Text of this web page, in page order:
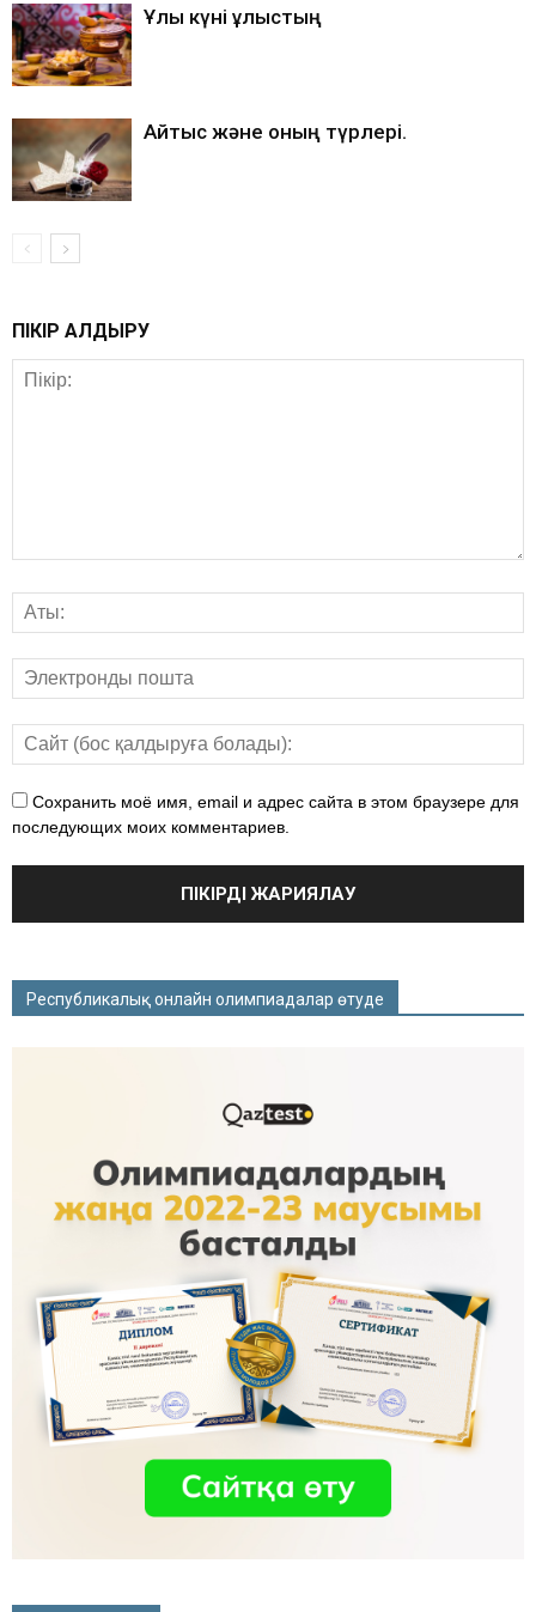
Ұлы күні ұлыстың
Айтыс және оның түрлері.
ПІКІР ҚАЛДЫРУ
Сохранить моё имя, email и адрес сайта в этом браузере для
последующих моих комментариев.
Республикалық онлайн олимпиадалар өтуде